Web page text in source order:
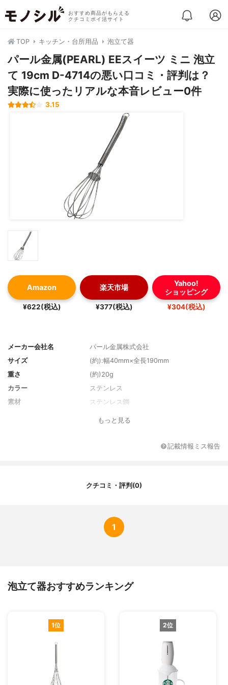
おすすめ商品がもらえる
クチコミポイ活サイト
TOP キッチン・台所用品 泡立て器
パール金属(PEARL) EEスイーツ ミニ 泡立
て 19cm D-4714の悪い口コミ・評判は？
実際に使ったリアルな本音レビュー0件
3.15
Amazon
¥622(税込)
楽天市場
¥377(税込)
Yahoo!
ショッピング
¥304(税込)
メーカー会社名
パール金属株式会社
サイズ
(約):幅40mm×全長190mm
重さ
(約)20g
カラー
ステンレス
素材
ステンレス鋼
もっと見る
記載情報ミス報告
クチコミ・評判(0)
1
泡立て器おすすめランキング
1位 2位